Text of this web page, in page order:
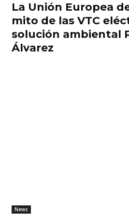
La Unión Europea
mito de las VTC
solución ambiental
Álvarez
News